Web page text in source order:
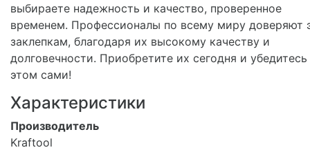
выбираете надежность и качество, проверенное
временем. Профессионалы по всему миру доверяют
заклепкам, благодаря их высокому качеству и
долговечности. Приобретите их сегодня и убедитесь
этом сами!
Характеристики
Производитель
Kraftool